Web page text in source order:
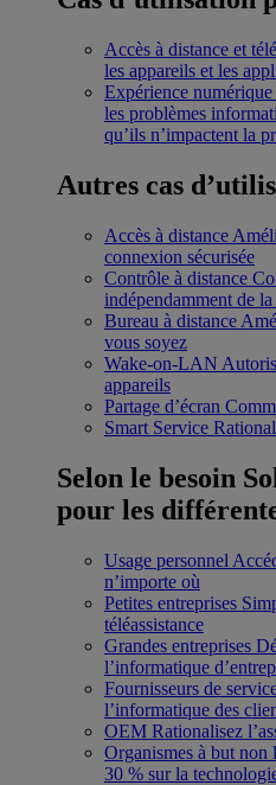
Accès à distance et
les appareils et les
Expérience
les problèmes
qu’ils n’impactent la
Autres cas
Accès à distance
connexion sécurisée
Contrôle à distance
indépendamment de
Bureau à distance
vous soyez
Wake-on-LAN
appareils
Partage d’écran
Smart Service
Selon le besoin
pour les
Usage personnel
n’importe où
Petites entreprises
téléassistance
Grandes entreprises
l’informatique
Fournisseurs de
l’informatique des
OEM Rationalisez
Organismes à but non
30 % sur la